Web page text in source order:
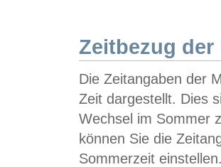
Zeitbezug der
Die Zeitangaben der
Zeit dargestellt. Dies
Wechsel im Sommer
können Sie die
Sommerzeit